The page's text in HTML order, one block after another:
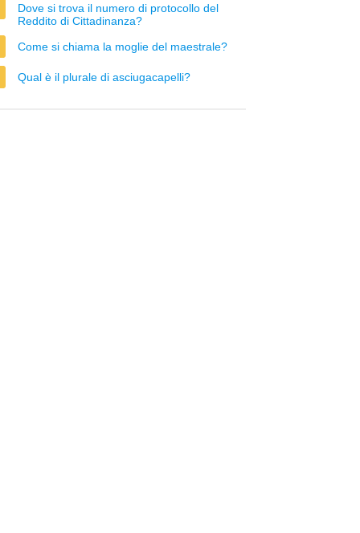
Dove si trova il numero di protocollo del
Reddito di Cittadinanza?
Come si chiama la moglie del maestrale?
Qual è il plurale di asciugacapelli?